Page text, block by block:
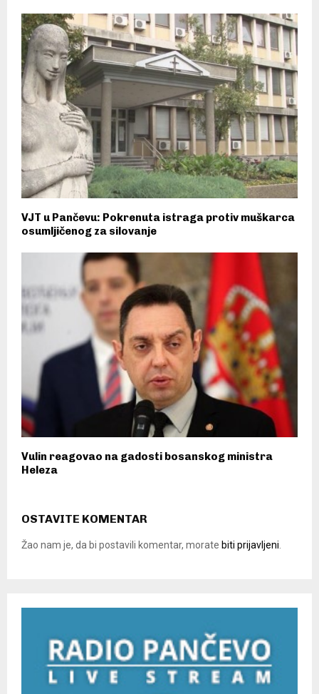
VJT u Pančevu: Pokrenuta istraga protiv muškarca
osumljičenog za silovanje
Vulin reagovao na gadosti bosanskog ministra
Heleza
OSTAVITE KOMENTAR
Žao nam je, da bi postavili komentar, morate biti prijavljeni